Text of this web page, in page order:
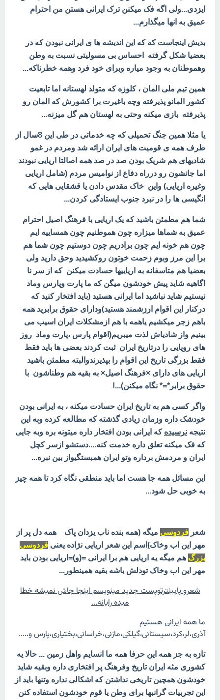
ایزدی...ولی اگه فک میکنن ترک ایرانی هستن من احترام
عمیق به انها میگذارم...
بدیش اینجاست که که این اندیشه ها ی ایرانی نبودن که در
بعضیا شکل گرفته احساس بی مسولیتی نسبت به وطن
وهموطنان به وجود میاره وبرای خود فرد وهمه خطرناکه...
همین تیم ملی المان ، کلوزه که متولد لهستانه اما تابعیت
کشور المانو پذیرفته وچه باغیرت برا کشورش که المان رو
پذیرفته بازی میکنه وحتی به لهستان هم گل میزنه...
یا مثلا همین جنگ تحمیلی که چه خدماتی در طی این 8سال از
طرف همه ی قومیت های ایران ارائه شد ومردم در غمو
شادیهای هم شریک بودن صد در صد همه اصالتا اریایی نبودند
اما جانشون رو درراه دفاع از نوامیس مردم (شامل اریایی
وغیره اریایی) واین خاک مقدس دادن یا قشقایی هایی که
انگیسی ها را در نبرد جنوب ایستادگی کردن...
شما هم مطمئن باشید که یک اریایی با فرهنگ اصیل احترام
عمیق به شماها میزاره چون هموطنیم چون همساییه ایم
چون هم خونه ایم چون برادریم چون دوستیم چون شما هم
برا این مرز وبوم زحمت خوتون روکشیدید وحق دارید ولی
بعضیا هم متاسفانه به اریاییها حسادت میکنن که از سر نا
اگاهیه شاید پیش خودشون میگن که ما پارت وپارس وماد
نیستیم شاید نباشید اما ایرانی هستید (باید افتخار کنید که
درکنار این اقوام ارزشمند هستید)ودارای حقوق برابرید همه
باهم زجر میکشیم یاهمه با هم ازمشکلات ایران اسیب می
بینیم واز شادیاش لذت میبریم(اقوام پارس ،پارت وماد روز
های رویایی را درتاریخ ایران ثبت کردند بعضی ها باید فقط
فقط بزرگی تاریخ این اقوام را بپذیرندوالبته مطمئن باشید
اریایی های دارای ×فرهنگ اصیل× به بقیه هم وطناشون با
حقوق برابر*=* نگاه میکنن)...!
واگر کسی هم به تاریخ ایران حسادت میکنه ، به ایرانی بودن
خودشک داره وزمان زیادی گذشته که مطالعه کرده وبه این
نتیجه نرسیده که ایرانی بودن افتخار داره میتونه بره وبه جایی
که فک میکنه تعلق داره خدمت کنه....دستشو ازسر کچل
ایران و مردمش برداره وتو ایران همبستگیواز بین نبره...
این مسائل همه جا هست اما باید منطقی نگاه کرد تا همه چیز
به خوبی حل شود...
شعر فردوسی میگه (همه بنده ناب یزدان پاک همه دل پر از
مهر این اب وخاک)اسم این شعر اریایی نژاده یعنی فردوسی
بزرگ هم میگه یه اریایی هم برا ایرانی =(و)=اریایی بودن باید
مهر این اب وخاک تودلش باشه بقیه همینطور...
شعرو پایینترتوپست جدید مینویسم اینجا جاش نمیشه خطا
میده رایانه...
ما همه ایرانی هستیم
آذری،لر،کرد،سیستانی،گیلکی،مازنی،خراسانی،بختیاری،پارس و.....
تازه به جز همه این حرفا همه ما انسایم واهل زمین ... حالا یه
کشوری مثه ایران تاریخ وفرهنگ پر افتخاری داره وبقیه شاید
خودشون همچین تاریخی نداشتن که اشکالی نداره وتنها باید از
این تجربیات گرانبها برای وطن یا قوم خودشون استفاده کنن